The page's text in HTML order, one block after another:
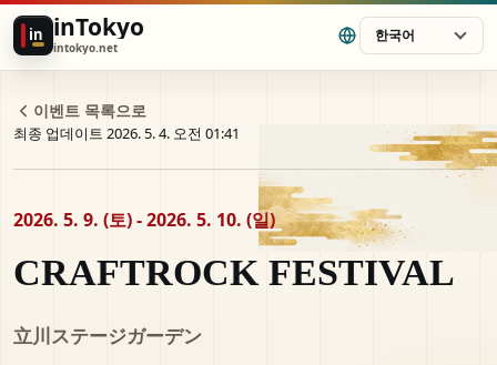
in inTokyo
intokyo.net
한국어
이벤트 목록으로
최종 업데이트 2026. 5. 4. 오전 01:41
2026. 5. 9. (토) - 2026. 5. 10. (일)
CRAFTROCK FESTIVAL
立川ステージガーデン